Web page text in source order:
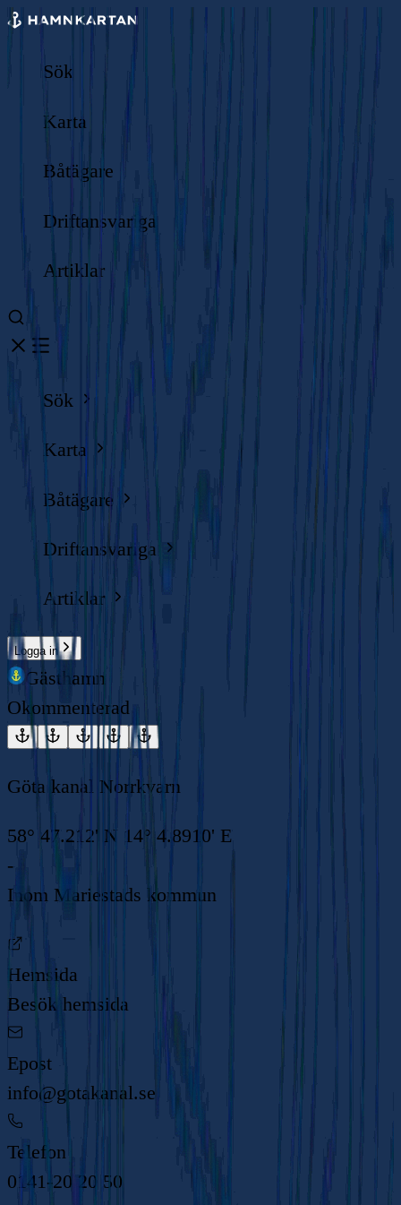
Sök
Karta
Båtägare
Driftansvariga
Artiklar
Sök
Karta
Båtägare
Driftansvariga
Artiklar
Logga in
Gästhamn
Okommenterad
Göta kanal Norrkvarn
58° 47.212' N 14° 4.8910' E
-
Inom Mariestads kommun
Hemsida
Besök hemsida
Epost
info@gotakanal.se
Telefon
0141-20 20 50